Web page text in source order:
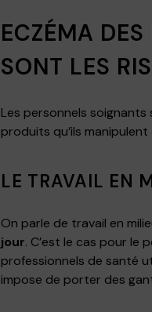
ECZÉMA
SONT LES
Les personnels
produits qu’ils
LE TRAVAIL EN
On parle de travail en
jour. C’est le cas pour le
professionnels de santé
impose de porter des